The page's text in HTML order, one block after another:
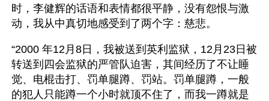
时，李健辉的话语和表情都很平静，没有怨恨与激
动，我从中真切地感受到了两个字：慈悲。
“2000 年12月8日，我被送到英利监狱，12月23日被
转送到四会监狱的严管队迫害，其间经历了不让睡
觉、电棍击打、罚单腿蹲、罚站。罚单腿蹲，一般
的犯人只能蹲一个小时就顶不住了，而我一蹲就是